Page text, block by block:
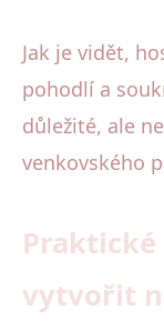
Jak je vidět,
pohodlí a
důležité, ale
venkovského
Praktické
vytvořit